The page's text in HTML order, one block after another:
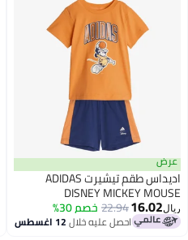
عرض
اديداس طقم تيشيرت ADIDAS
DISNEY MICKEY MOUSE
ريال16.02
22.94خصم 30%
احصل عليه خلال12 اغسطس